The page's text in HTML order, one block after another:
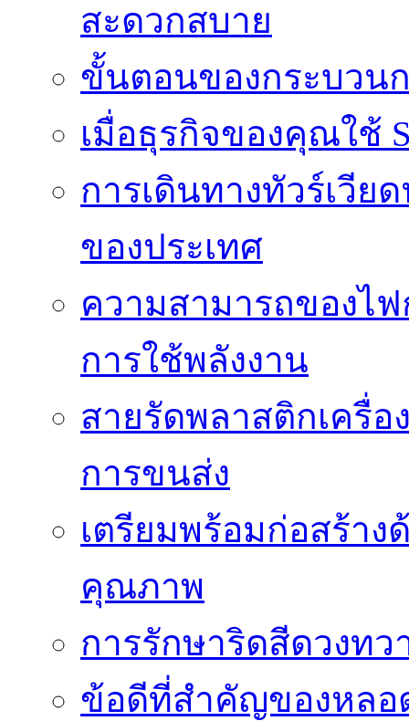
สะดวกสบาย
ขั้นตอนของกระบวน
เมื่อธุรกิจของคุณใช้
การเดินทางทัวร์เวี
ของประเทศ
ความสามารถของไ
การใช้พลังงาน
สายรัดพลาสติกเครื่
การขนส่ง
เตรียมพร้อมก่อสร้า
คุณภาพ
การรักษาริดสีดวงทว
ข้อดีที่สำคัญของหลอ